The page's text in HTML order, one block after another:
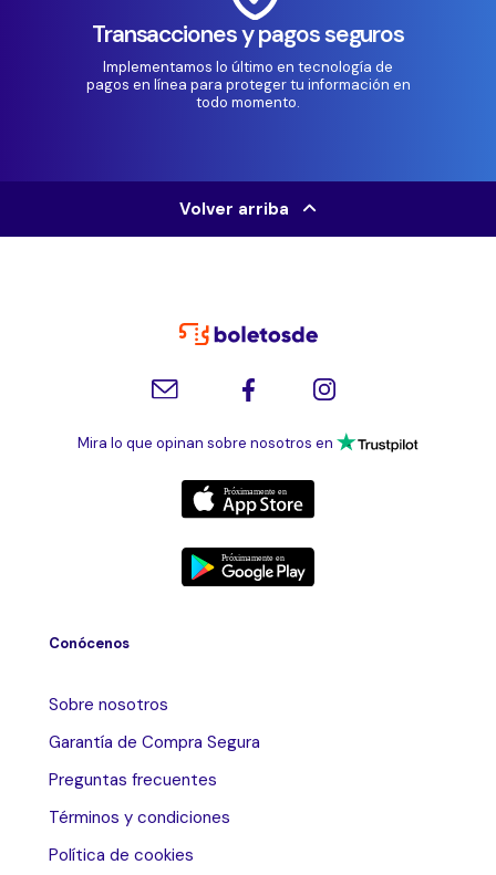
Transacciones y pagos seguros
Implementamos lo último en tecnología de
pagos en línea para proteger tu información en
todo momento.
Volver arriba
Mira lo que opinan sobre nosotros en
Conócenos
Sobre nosotros
Garantía de Compra Segura
Preguntas frecuentes
Términos y condiciones
Política de cookies